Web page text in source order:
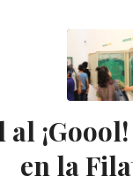
en la